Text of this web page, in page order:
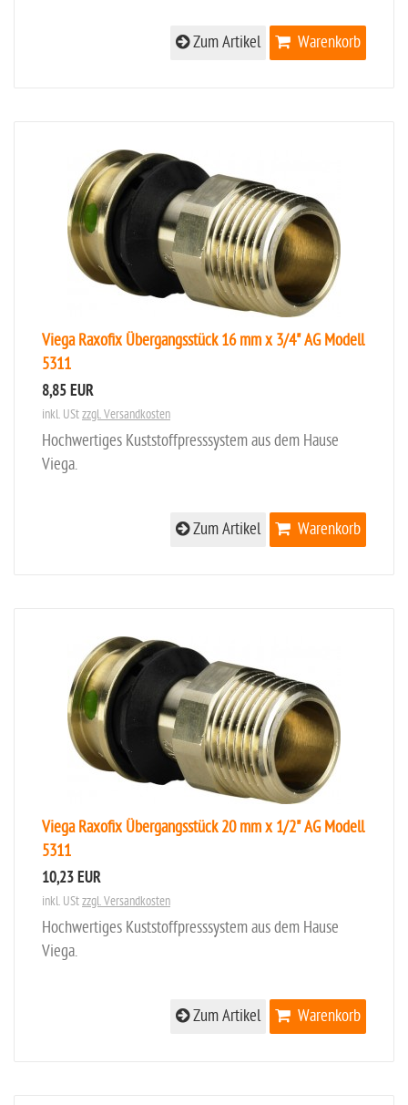
Warenkorb
Zum Artikel
Viega Raxofix Übergangsstück 16 mm x 3/4" AG Modell
5311
8,85 EUR
inkl. UStzzgl. Versandkosten
Hochwertiges Kuststoffpresssystem aus dem Hause
Viega.
Warenkorb
Zum Artikel
Viega Raxofix Übergangsstück 20 mm x 1/2" AG Modell
5311
10,23 EUR
inkl. UStzzgl. Versandkosten
Hochwertiges Kuststoffpresssystem aus dem Hause
Viega.
Warenkorb
Zum Artikel